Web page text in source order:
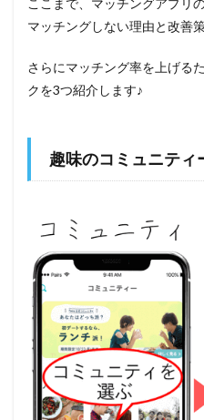
ここまで、マッチングアプリ
マッチングしない理由と改善
さらにマッチング率を上げる
クを3つ紹介します♪
趣味のコミュニティ